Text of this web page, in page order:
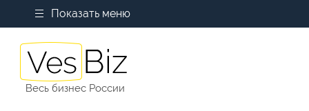
Показать меню
Весь бизнес России